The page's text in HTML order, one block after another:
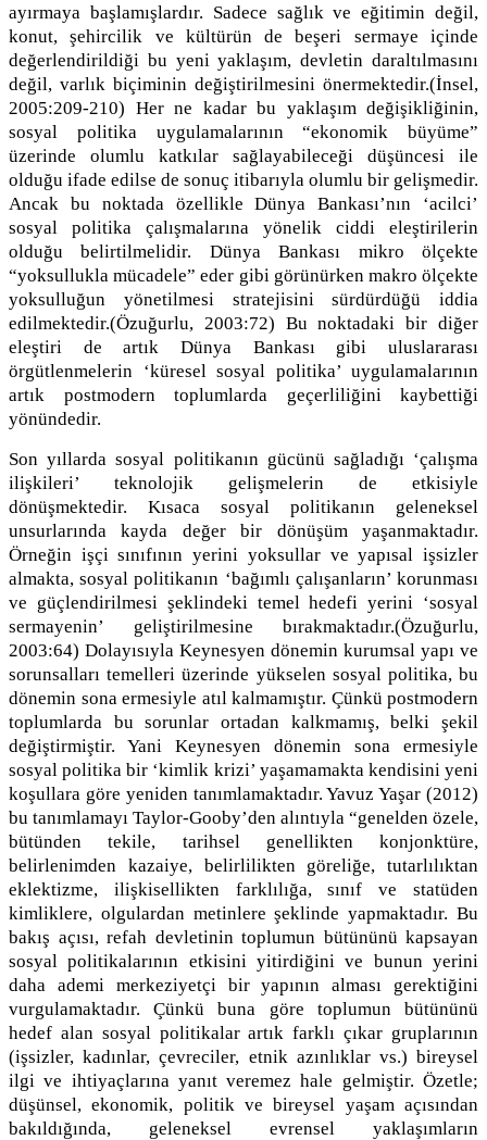
ayırmaya başlamışlardır. Sadece sağlık ve eğitimin değil,
konut, şehircilik ve kültürün de beşeri sermaye içinde
değerlendirildiği bu yeni yaklaşım, devletin daraltılmasını
değil, varlık biçiminin değiştirilmesini önermektedir.(İnsel,
2005:209-210) Her ne kadar bu yaklaşım değişikliğinin,
sosyal politika uygulamalarının “ekonomik büyüme”
üzerinde olumlu katkılar sağlayabileceği düşüncesi ile
olduğu ifade edilse de sonuç itibarıyla olumlu bir gelişmedir.
Ancak bu noktada özellikle Dünya Bankası’nın ‘acilci’
sosyal politika çalışmalarına yönelik ciddi eleştirilerin
olduğu belirtilmelidir. Dünya Bankası mikro ölçekte
“yoksullukla mücadele” eder gibi görünürken makro ölçekte
yoksulluğun yönetilmesi stratejisini sürdürdüğü iddia
edilmektedir.(Özuğurlu, 2003:72) Bu noktadaki bir diğer
eleştiri de artık Dünya Bankası gibi uluslararası
örgütlenmelerin ‘küresel sosyal politika’ uygulamalarının
artık postmodern toplumlarda geçerliliğini kaybettiği
yönündedir.
Son yıllarda sosyal politikanın gücünü sağladığı ‘çalışma
ilişkileri’ teknolojik gelişmelerin de etkisiyle
dönüşmektedir. Kısaca sosyal politikanın geleneksel
unsurlarında kayda değer bir dönüşüm yaşanmaktadır.
Örneğin işçi sınıfının yerini yoksullar ve yapısal işsizler
almakta, sosyal politikanın ‘bağımlı çalışanların’ korunması
ve güçlendirilmesi şeklindeki temel hedefi yerini ‘sosyal
sermayenin’ geliştirilmesine bırakmaktadır.(Özuğurlu,
2003:64) Dolayısıyla Keynesyen dönemin kurumsal yapı ve
sorunsalları temelleri üzerinde yükselen sosyal politika, bu
dönemin sona ermesiyle atıl kalmamıştır. Çünkü postmodern
toplumlarda bu sorunlar ortadan kalkmamış, belki şekil
değiştirmiştir. Yani Keynesyen dönemin sona ermesiyle
sosyal politika bir ‘kimlik krizi’ yaşamamakta kendisini yeni
koşullara göre yeniden tanımlamaktadır. Yavuz Yaşar (2012)
bu tanımlamayı Taylor-Gooby’den alıntıyla “genelden özele,
bütünden tekile, tarihsel genellikten konjonktüre,
belirlenimden kazaiye, belirlilikten göreliğe, tutarlılıktan
eklektizme, ilişkisellikten farklılığa, sınıf ve statüden
kimliklere, olgulardan metinlere şeklinde yapmaktadır. Bu
bakış açısı, refah devletinin toplumun bütününü kapsayan
sosyal politikalarının etkisini yitirdiğini ve bunun yerini
daha ademi merkeziyetçi bir yapının alması gerektiğini
vurgulamaktadır. Çünkü buna göre toplumun bütününü
hedef alan sosyal politikalar artık farklı çıkar gruplarının
(işsizler, kadınlar, çevreciler, etnik azınlıklar vs.) bireysel
ilgi ve ihtiyaçlarına yanıt veremez hale gelmiştir. Özetle;
düşünsel, ekonomik, politik ve bireysel yaşam açısından
bakıldığında, geleneksel evrensel yaklaşımların